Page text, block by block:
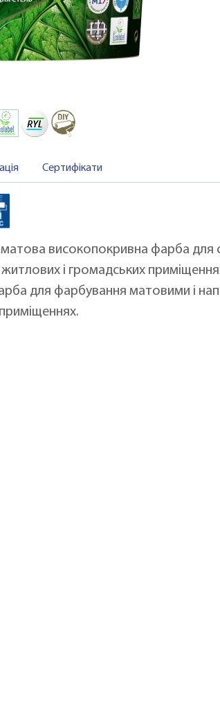
Сертифікати
високопокривна фарба для
житлових і громадських
для фарбування матовими і